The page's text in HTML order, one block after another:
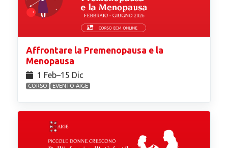
Affrontare la Premenopausa e la
Menopausa
1 Feb⁠–15 Dic
CORSO EVENTO AIGE